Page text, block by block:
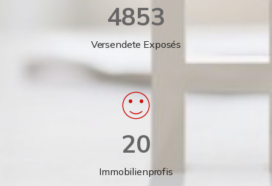
4853
Versendete Exposés
20
Immobilienprofis